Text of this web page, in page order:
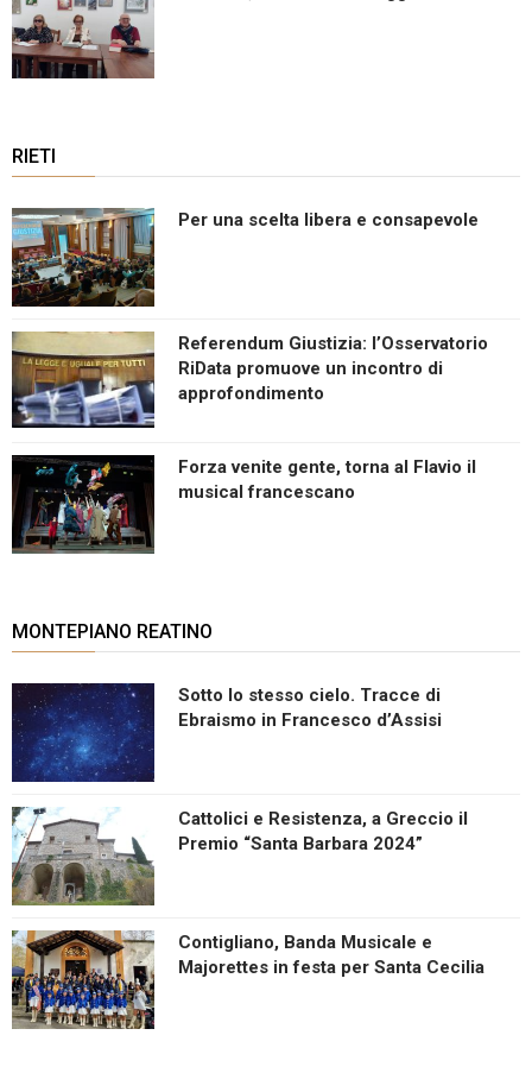
RIETI
Per una scelta libera e consapevole
Referendum Giustizia: l’Osservatorio
RiData promuove un incontro di
approfondimento
Forza venite gente, torna al Flavio il
musical francescano
MONTEPIANO REATINO
Sotto lo stesso cielo. Tracce di
Ebraismo in Francesco d’Assisi
Cattolici e Resistenza, a Greccio il
Premio “Santa Barbara 2024”
Contigliano, Banda Musicale e
Majorettes in festa per Santa Cecilia